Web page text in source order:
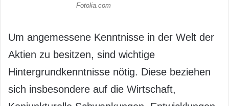
Fotolia.com
Um angemessene Kenntnisse in der Welt der
Aktien zu besitzen, sind wichtige
Hintergrundkenntnisse nötig. Diese beziehen
sich insbesondere auf die Wirtschaft,